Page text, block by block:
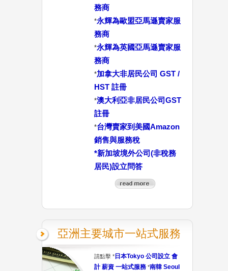
務商
*永輝為歐盟亞馬遜賣家服
務商
*永輝為英國亞馬遜賣家服
務商
*加拿大非居民公司 GST /
HST 註冊
*澳大利亞非居民公司GST
註冊
*台灣賣家到美國Amazon
銷售與服務稅
*新加坡境外公司(非稅務
居民)設立問答
亞洲主要城市一站式服務
請點擊 *日本Tokyo 公司設立 會
計 薪資 一站式服務 *南韓 Seoul